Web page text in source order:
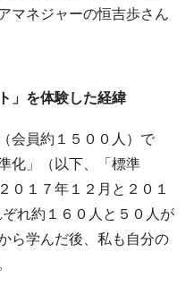
マネジャーの恒吉歩さん
」を体験した経緯
会員約１５００人）で
化」（以下、「標準
０１７年１２月と２０１
れ約１６０人と５０人が
ら学んだ後、私も自分の